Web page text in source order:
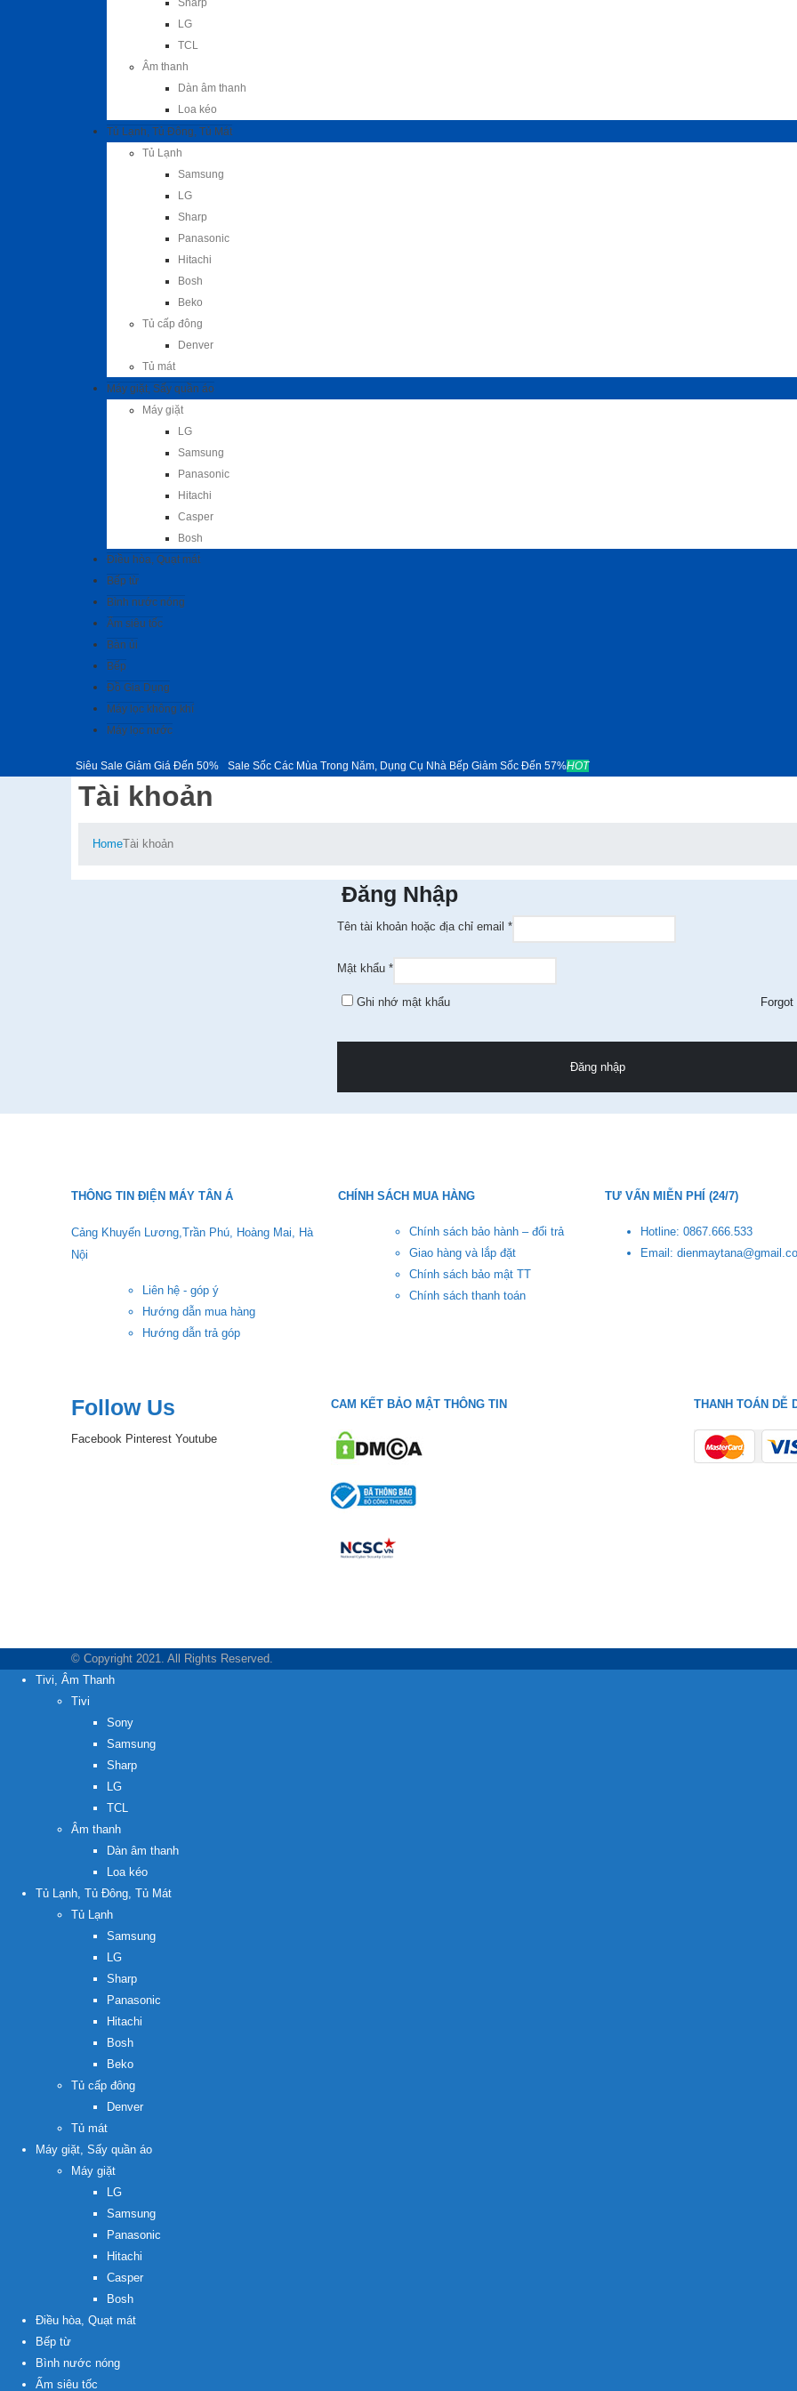
Sharp
LG
TCL
Âm thanh
Dàn âm thanh
Loa kéo
Tủ Lạnh, Tủ Đông, Tủ Mát
Tủ Lạnh
Samsung
LG
Sharp
Panasonic
Hitachi
Bosh
Beko
Tủ cấp đông
Denver
Tủ mát
Máy giặt, Sấy quần áo
Máy giặt
LG
Samsung
Panasonic
Hitachi
Casper
Bosh
Điều hòa, Quạt mát
Bếp từ
Bình nước nóng
Ấm siêu tốc
Bàn ủi
Bếp
Đồ Gia Dụng
Máy lọc không khí
Máy lọc nước
Siêu Sale Giảm Giá Đến 50% Sale Sốc Các Mùa Trong Năm, Dụng Cụ Nhà Bếp Giảm Sốc Đến 57%HOT
Tài khoản
HomeTài khoản
Đăng Nhập
Tên tài khoản hoặc địa chỉ email *
Mật khẩu *
Ghi nhớ mật khẩu
Đăng nhập
THÔNG TIN ĐIỆN MÁY TÂN Á
Cảng Khuyến Lương,Trần Phú, Hoàng Mai, Hà
Nội
Liên hệ - góp ý
Hướng dẫn mua hàng
Hướng dẫn trả góp
CHÍNH SÁCH MUA HÀNG
Chính sách bảo hành – đổi trả
Giao hàng và lắp đặt
Chính sách bảo mật TT
Chính sách thanh toán
TƯ VẤN MIỄN PHÍ (24/7)
Hotline: 0867.666.533
Email:
Follow Us
Facebook Pinterest Youtube
CAM KẾT BẢO MẬT THÔNG TIN THANH TOÁN DỄ
© Copyright 2021. All Rights Reserved.
Tivi, Âm Thanh
Tivi
Sony
Samsung
Sharp
LG
TCL
Âm thanh
Dàn âm thanh
Loa kéo
Tủ Lạnh, Tủ Đông, Tủ Mát
Tủ Lạnh
Samsung
LG
Sharp
Panasonic
Hitachi
Bosh
Beko
Tủ cấp đông
Denver
Tủ mát
Máy giặt, Sấy quần áo
Máy giặt
LG
Samsung
Panasonic
Hitachi
Casper
Bosh
Điều hòa, Quạt mát
Bếp từ
Bình nước nóng
Ấm siêu tốc